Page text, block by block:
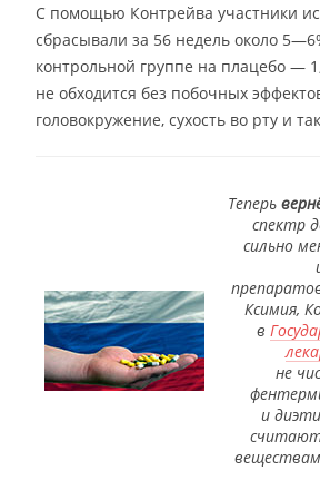
С помощью Контрейва участники
сбрасывали за 56 недель около
контрольной группе на плацебо —
не обходится без побочных
головокружение, сухость во рту и
Теперь
спектр
сильно
Ксимия,
в
не
и